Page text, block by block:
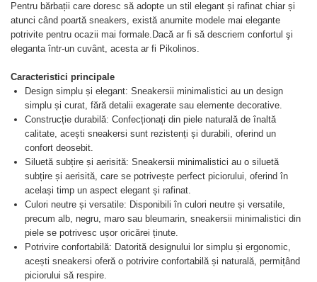
Pentru bărbații care doresc să adopte un stil elegant și rafinat chiar și
atunci când poartă sneakers, există anumite modele mai elegante
potrivite pentru ocazii mai formale.Dacă ar fi să descriem confortul şi
eleganta într-un cuvânt, acesta ar fi Pikolinos.
Caracteristici principale
Design simplu și elegant: Sneakersii minimalistici au un design
simplu și curat, fără detalii exagerate sau elemente decorative.
Construcție durabilă: Confecționați din piele naturală de înaltă
calitate, acești sneakersi sunt rezistenți și durabili, oferind un
confort deosebit.
Siluetă subțire și aerisită: Sneakersii minimalistici au o siluetă
subțire și aerisită, care se potrivește perfect piciorului, oferind în
același timp un aspect elegant și rafinat.
Culori neutre și versatile: Disponibili în culori neutre și versatile,
precum alb, negru, maro sau bleumarin, sneakersii minimalistici din
piele se potrivesc ușor oricărei ținute.
Potrivire confortabilă: Datorită designului lor simplu și ergonomic,
acești sneakersi oferă o potrivire confortabilă și naturală, permițând
piciorului să respire.